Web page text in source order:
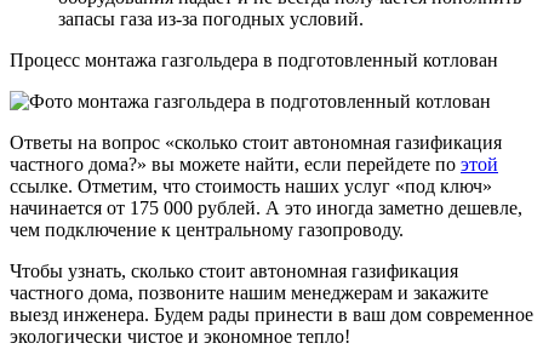
запасы газа из-за погодных условий.
Процесс монтажа газгольдера в подготовленный котлован
Ответы на вопрос «сколько стоит автономная газификация
частного дома?» вы можете найти, если перейдете по этой
ссылке. Отметим, что стоимость наших услуг «под ключ»
начинается от 175 000 рублей. А это иногда заметно дешевле,
чем подключение к центральному газопроводу.
Чтобы узнать, сколько стоит автономная газификация
частного дома, позвоните нашим менеджерам и закажите
выезд инженера. Будем рады принести в ваш дом современное
экологически чистое и экономное тепло!